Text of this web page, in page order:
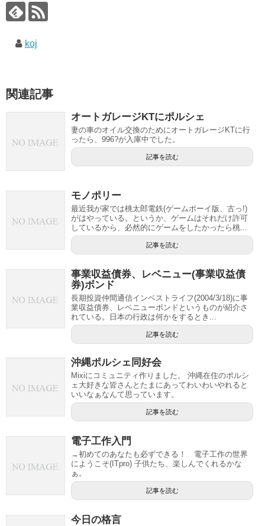
koj
関連記事
オートガレージKTにポルシェ
妻の車のオイル交換のためにオートガレージKTに行
ったら、996?が入庫中でした。
記事を読む
モノポリー
最近我が家では桃太郎電鉄(ゲームボーイ版、古っ!)
がはやっている。というか、ゲームはそれだけ許可
しているから、必然的にゲームをしたかったら桃...
記事を読む
事業収益債券、レベニュー(事業収益債
券)ボンド
長期投資仲間通信インベストライフ(2004/3/18)に事
業収益債券、レベニューボンドというものが紹介さ
れている。日本の行政は何かをするとき...
記事を読む
沖縄ポルシェ同好会
Mixiにコミュニティ作りました。 沖縄在住のポルシ
ェ大好きな皆さんとたまにあってわいわいやれると
いいなぁなんて思っています。
記事を読む
電子工作入門
→初めてのあなたも必ずできる！ 電子工作の世界
にようこそ(ITpro) 子供たち、楽しんでくれるかな
ぁ。
記事を読む
今日の格言